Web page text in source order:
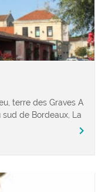
terre des Graves A
de Bordeaux, La
chevron_right